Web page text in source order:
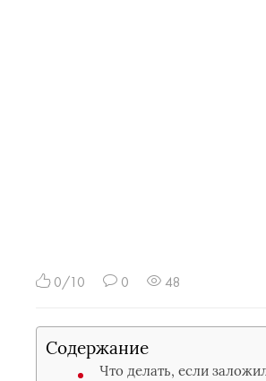
0/10 0 48
Содержание
Что делать, если